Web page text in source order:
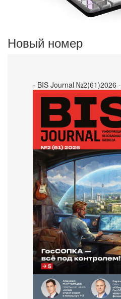
Новый номер
- BIS Journal №2(61)2026 -